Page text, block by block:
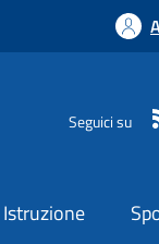
Seguici su
Istruzione